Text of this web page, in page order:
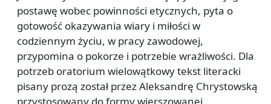
postawę wobec powinności etycznych, pyta o
gotowość okazywania wiary i miłości w
codziennym życiu, w pracy zawodowej,
przypomina o pokorze i potrzebie wrażliwości. Dla
potrzeb oratorium wielowątkowy tekst literacki
pisany prozą został przez Aleksandrę Chrystowską
przystosowany do formy wierszowanej.